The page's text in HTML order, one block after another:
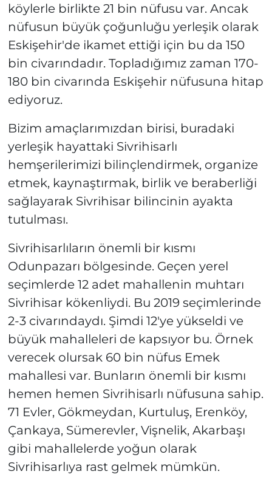
köylerle birlikte 21 bin nüfusu var. Ancak
nüfusun büyük çoğunluğu yerleşik olarak
Eskişehir'de ikamet ettiği için bu da 150
bin civarındadır. Topladığımız zaman 170-
180 bin civarında Eskişehir nüfusuna hitap
ediyoruz.
Bizim amaçlarımızdan birisi, buradaki
yerleşik hayattaki Sivrihisarlı
hemşerilerimizi bilinçlendirmek, organize
etmek, kaynaştırmak, birlik ve beraberliği
sağlayarak Sivrihisar bilincinin ayakta
tutulması.
Sivrihisarlıların önemli bir kısmı
Odunpazarı bölgesinde. Geçen yerel
seçimlerde 12 adet mahallenin muhtarı
Sivrihisar kökenliydi. Bu 2019 seçimlerinde
2-3 civarındaydı. Şimdi 12'ye yükseldi ve
büyük mahalleleri de kapsıyor bu. Örnek
verecek olursak 60 bin nüfus Emek
mahallesi var. Bunların önemli bir kısmı
hemen hemen Sivrihisarlı nüfusuna sahip.
71 Evler, Gökmeydan, Kurtuluş, Erenköy,
Çankaya, Sümerevler, Vişnelik, Akarbaşı
gibi mahallelerde yoğun olarak
Sivrihisarlıya rast gelmek mümkün.